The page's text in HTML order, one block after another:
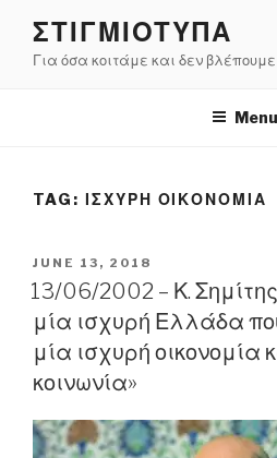
content
ΣΤΙΓΜΙΟΤΥΠΑ
Για όσα κοιτάμε και δεν βλέπουμε
Menu
TAG: ΙΣΧΥΡΗ ΟΙΚΟΝΟΜΙΑ
POSTED
ON
JUNE 13, 2018
13/06/2002 – Κ.
μία ισχυρή Ελλάδα
μία ισχυρή οικονομία
κοινωνία»